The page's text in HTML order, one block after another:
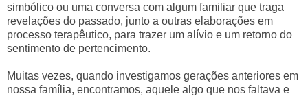
simbólico ou uma conversa com algum familiar que traga
revelações do passado, junto a outras elaborações em
processo terapêutico, para trazer um alívio e um retorno do
sentimento de pertencimento.
Muitas vezes, quando investigamos gerações anteriores em
nossa família, encontramos, aquele algo que nos faltava e